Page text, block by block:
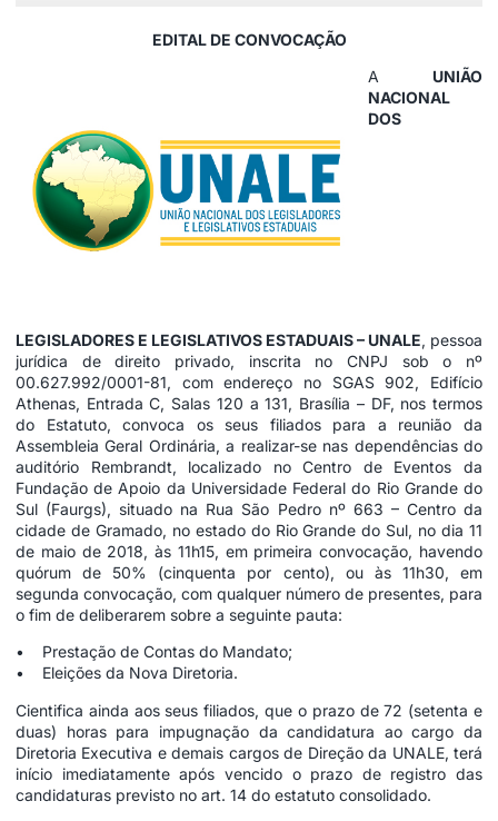
EDITAL DE CONVOCAÇÃO
A UNIÃO
NACIONAL
DOS
LEGISLADORES E LEGISLATIVOS ESTADUAIS – UNALE, pessoa
jurídica de direito privado, inscrita no CNPJ sob o nº
00.627.992/0001-81, com endereço no SGAS 902, Edifício
Athenas, Entrada C, Salas 120 a 131, Brasília – DF, nos termos
do Estatuto, convoca os seus filiados para a reunião da
Assembleia Geral Ordinária, a realizar-se nas dependências do
auditório Rembrandt, localizado no Centro de Eventos da
Fundação de Apoio da Universidade Federal do Rio Grande do
Sul (Faurgs), situado na Rua São Pedro nº 663 – Centro da
cidade de Gramado, no estado do Rio Grande do Sul, no dia 11
de maio de 2018, às 11h15, em primeira convocação, havendo
quórum de 50% (cinquenta por cento), ou às 11h30, em
segunda convocação, com qualquer número de presentes, para
o fim de deliberarem sobre a seguinte pauta:
• Prestação de Contas do Mandato;
• Eleições da Nova Diretoria.
Cientifica ainda aos seus filiados, que o prazo de 72 (setenta e
duas) horas para impugnação da candidatura ao cargo da
Diretoria Executiva e demais cargos de Direção da UNALE, terá
início imediatamente após vencido o prazo de registro das
candidaturas previsto no art. 14 do estatuto consolidado.